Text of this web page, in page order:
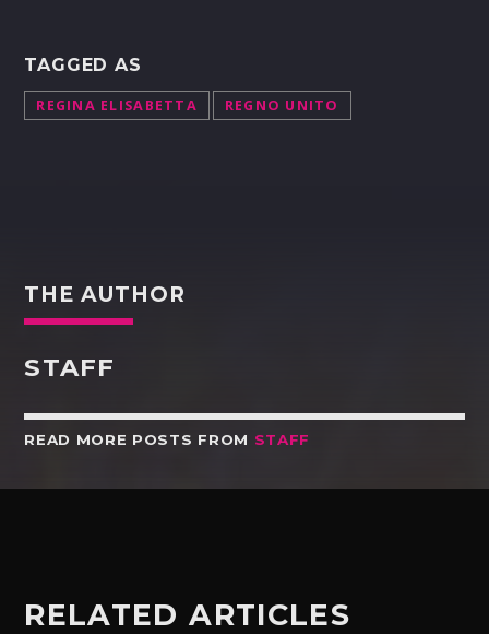
TAGGED AS
REGINA ELISABETTA REGNO UNITO
THE AUTHOR
STAFF
READ MORE POSTS FROM STAFF
RELATED ARTICLES